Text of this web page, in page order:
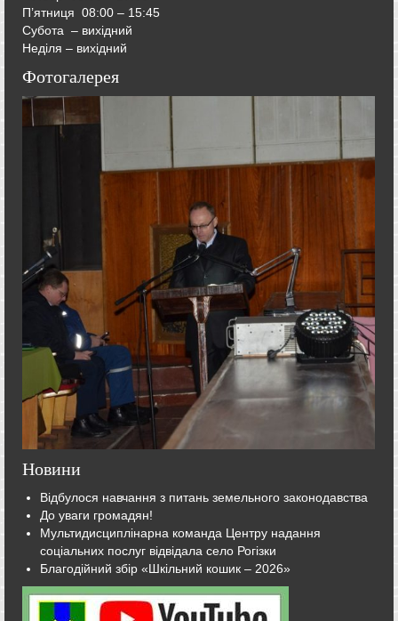
П’ятниця 08:00 – 15:45
Субота – вихідний
Неділя – вихідний
Фотогалерея
Новини
Відбулося навчання з питань земельного законодавства
До уваги громадян!
Мультидисциплінарна команда Центру надання
соціальних послуг відвідала село Рогізки
Благодійний збір «Шкільний кошик – 2026»